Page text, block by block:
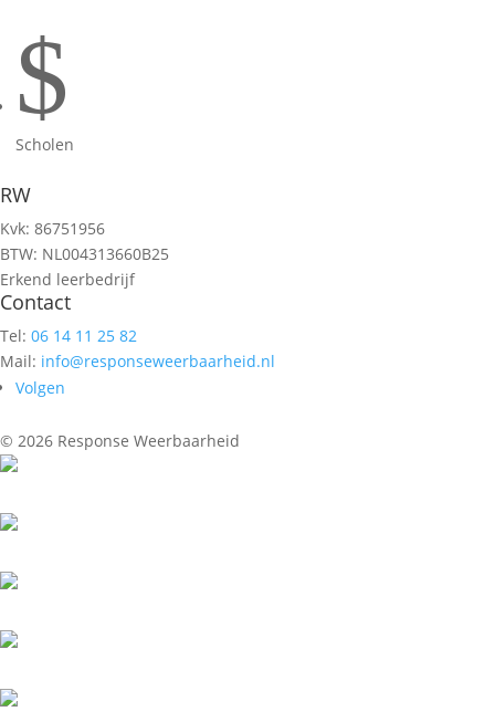
$
Scholen
RW
Kvk: 86751956
BTW: NL004313660B25
Erkend leerbedrijf
Contact
Tel: 06 14 11 25 82
Mail: info@responseweerbaarheid.nl
Volgen
© 2026 Response Weerbaarheid